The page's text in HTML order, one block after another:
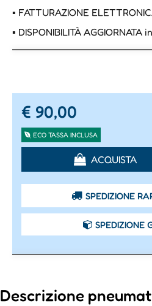
▪ FATTURAZIONE
▪ DISPONIBILITÀ AGGIORNATA
€ 90,00
ECO TASSA INCLUSA
ACQUISTA
SPEDIZIONE
SPEDIZIONE
Descrizione